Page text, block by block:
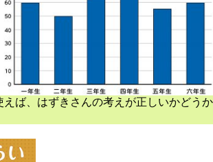
えば、はずきさんの考えが正しいかどうか